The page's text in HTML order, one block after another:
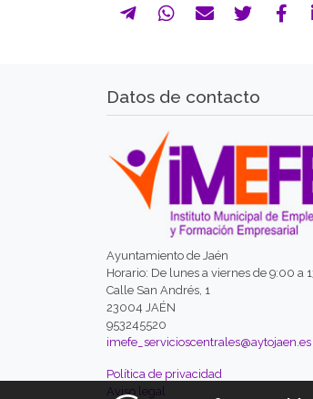
Datos de contacto
Ayuntamiento de Jaén
Horario: De lunes a viernes de 9:00 a
Calle San Andrés, 1
23004 JAÉN
953245520
imefe_servicioscentrales@aytojaen.es
Política de privacidad
Aviso legal